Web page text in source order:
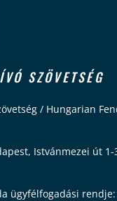
SZÖVETSÉG
/ Hungarian
Istvánmezei út 1-
ügyfélfogadási rendje: